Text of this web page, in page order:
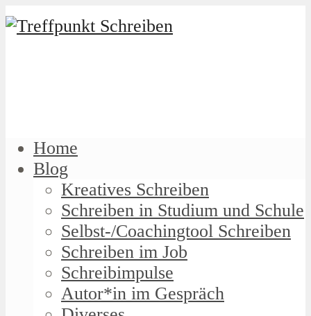
Home
Blog
Kreatives Schreiben
Schreiben in Studium und Schule
Selbst-/Coachingtool Schreiben
Schreiben im Job
Schreibimpulse
Autor*in im Gespräch